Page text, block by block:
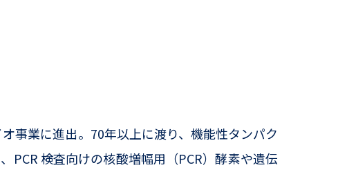
事業に進出。70年以上に渡り、機能性タンパク
PCR 検査向けの核酸増幅用（PCR）酵素や遺伝